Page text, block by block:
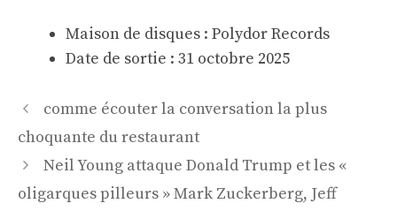
Maison de disques : Polydor Records
Date de sortie : 31 octobre 2025
Navigation
des
articles
comme écouter la conversation la plus
choquante du restaurant
Neil Young attaque Donald Trump et les «
oligarques pilleurs » Mark Zuckerberg, Jeff